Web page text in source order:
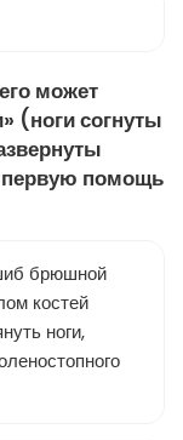
может
(ноги согнуты
первую помощь
брюшной
костей
ноги,